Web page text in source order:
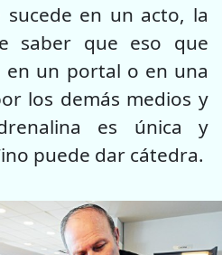
en un acto, la
saber que eso que
en un portal o en una
los demás medios y
es única y
puede dar cátedra.